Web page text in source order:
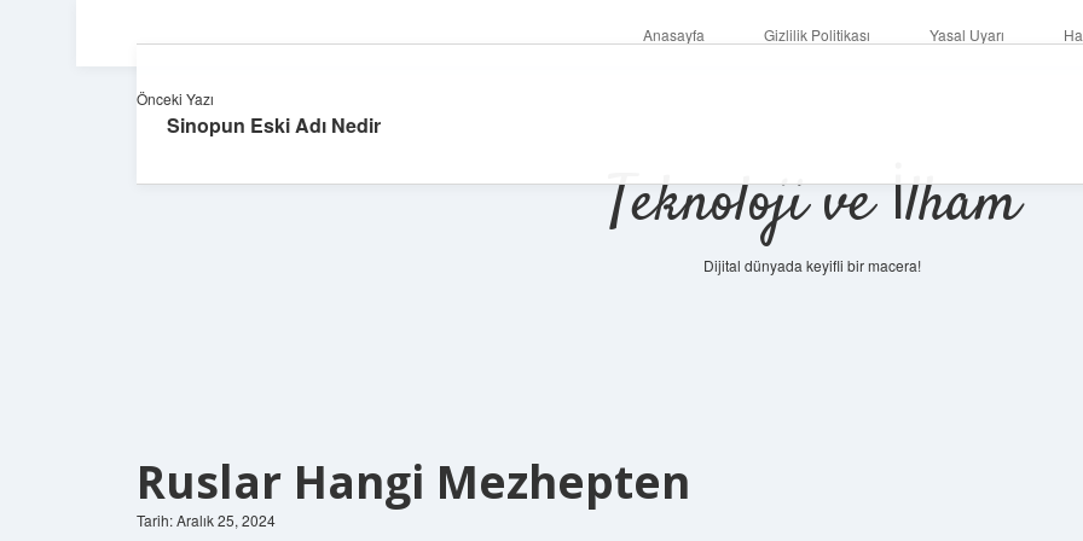
Anasayfa Gizlilik Politikası Yasal Uyarı
Teknoloji ve İlham
Dijital dünyada keyifli bir macera!
Ruslar Hangi Mezhepten
Tarih: Aralık 25, 2024
Önceki Yazı
Sinopun Eski Adı Nedir